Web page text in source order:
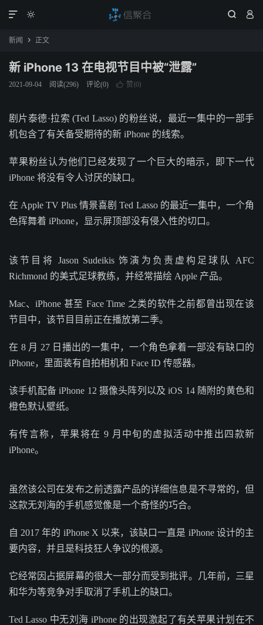
  

新闻  正文
新 iPhone 13 在电视节目中被“泄露”
2021-09-04 阅读(296) 评论(0)  赞(0)
剧片泰德·拉索 (Ted Lasso) 的粉丝说，最近一集中的一部手
机包含了有关备受期待的新 iPhone 的线索。
苹果粉丝认为他们已经发现了一个巨大的暗示，即下一代
iPhone 将没有令人讨厌的缺口。
在 Apple TV Plus 情景喜剧 Ted Lasso 的最近一集中，一个角
色挥舞着 iPhone，显示屏顶部没有侵入性的切口。
该节目将 Jason Sudeikis 饰演为负责虚构足球队 AFC
Richmond 的美式足球教练，并经常描绘 Apple 产品。
Mac、iPhone 甚至 Face Time 之类的软件之前都曾出现在该
节目中，该节目目前正在播放第二季。
在 8 月 27 日播出的一集中，一个角色拿着一部没有缺口的
iPhone，里面装有自拍相机和 Face ID 传感器。
该手机配备 iPhone 12 摄像头阵列以及 iOS 14 随附的黄色和
橙色默认壁纸。
有传言称，苹果将在 9 月中旬的虚拟活动中推出四款新
iPhone。
虽然该公司在发布之前透露产品的详细信息是不寻常的，但
这款无刘海的手机感觉像是一个奇怪的巧合。
自 2017 年的 iPhone X 以来，该缺口一直是 iPhone 设计的主
要内容，并且是科技狂人争议的根源。
它经常因占据屏幕的很大一部分而受到批评。几年前，三星
和华为等竞争对手取消了手机上的缺口。
Ted Lasso 中无刘海 iPhone 的出现激起了有关苹果计划在不